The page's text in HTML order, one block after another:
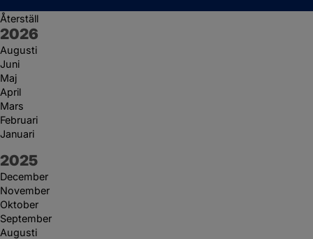
Återställ
År:
2026
Augusti
Juni
Maj
April
Mars
Februari
Januari
År:
2025
December
November
Oktober
September
Augusti